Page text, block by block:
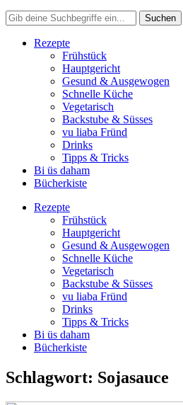
Rezepte
Frühstück
Hauptgericht
Gesund & Ausgewogen
Schnelle Küche
Vegetarisch
Backstube & Süsses
vu liaba Fründ
Drinks
Tipps & Tricks
Bi üs daham
Bücherkiste
Rezepte
Frühstück
Hauptgericht
Gesund & Ausgewogen
Schnelle Küche
Vegetarisch
Backstube & Süsses
vu liaba Fründ
Drinks
Tipps & Tricks
Bi üs daham
Bücherkiste
Schlagwort: Sojasauce